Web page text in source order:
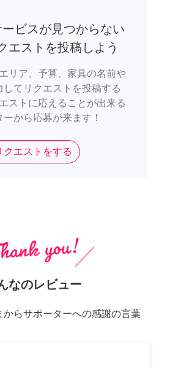
ビスが見つからない
エストを投稿しよう
リア、予算、家具の名前や
してリクエストを投稿する
ストに応えることが出来る
ーから応募が来ます！
クエストをする
なのレビュー
からサポーターへの感謝の言葉